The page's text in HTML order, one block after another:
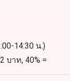
ที่ต้องการ ก็
ถึง 50% จาก
14:30 น.)
บาท, 40% =